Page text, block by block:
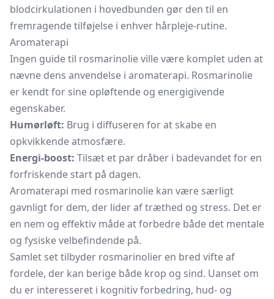
blodcirkulationen i hovedbunden gør den til en
fremragende tilføjelse i enhver hårpleje-rutine.
Aromaterapi
Ingen guide til rosmarinolie ville være komplet uden at
nævne dens anvendelse i aromaterapi. Rosmarinolie
er kendt for sine opløftende og energigivende
egenskaber.
Humørløft: Brug i diffuseren for at skabe en
opkvikkende atmosfære.
Energi-boost: Tilsæt et par dråber i badevandet for en
forfriskende start på dagen.
Aromaterapi med rosmarinolie kan være særligt
gavnligt for dem, der lider af træthed og stress. Det er
en nem og effektiv måde at forbedre både det mentale
og fysiske velbefindende på.
Samlet set tilbyder rosmarinolier en bred vifte af
fordele, der kan berige både krop og sind. Uanset om
du er interesseret i kognitiv forbedring, hud- og